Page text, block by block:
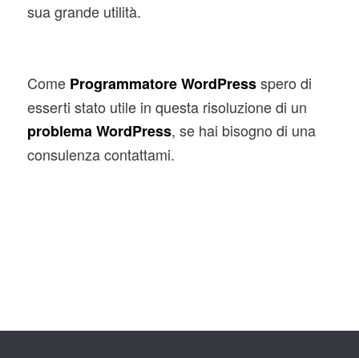
sua grande utilità.
Come Programmatore WordPressspero di
esserti stato utile in questa risoluzione di un
problema WordPress, se hai bisogno di una
consulenza contattami.